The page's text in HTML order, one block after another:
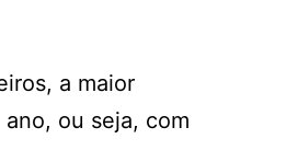
a maior
ou seja, com